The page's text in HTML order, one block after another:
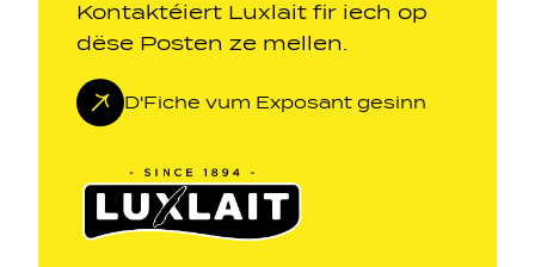
Kontaktéiert Luxlait fir iech op
dëse Posten ze mellen.
D'Fiche vum Exposant gesinn